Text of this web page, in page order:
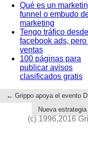
Qué es un
funnel o embudo
marketing
Tengo tráfico desde
facebook ads,
ventas
100 páginas para
publicar avisos
clasificados gratis
← Grippo apoya el evento
Nueva
(c) 1996,2016